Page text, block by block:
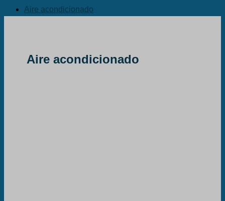
Aire acondicionado
Aire acondicionado